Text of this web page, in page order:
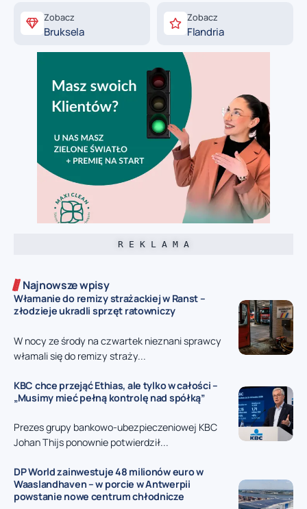
Zobacz
Bruksela
Zobacz
Flandria
R E K L A M A
Najnowsze wpisy
Włamanie do remizy strażackiej w Ranst –
złodzieje ukradli sprzęt ratowniczy
W nocy ze środy na czwartek nieznani sprawcy
włamali się do remizy straży...
KBC chce przejąć Ethias, ale tylko w całości –
„Musimy mieć pełną kontrolę nad spółką”
Prezes grupy bankowo-ubezpieczeniowej KBC
Johan Thijs ponownie potwierdził...
DP World zainwestuje 48 milionów euro w
Waaslandhaven – w porcie w Antwerpii
powstanie nowe centrum chłodnicze